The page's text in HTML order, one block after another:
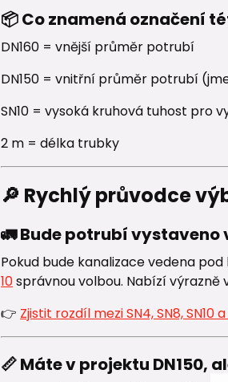
📦 Co znamená označení
DN160 = vnější průměr potrubí
DN150 = vnitřní průměr potrubí
SN10 = vysoká kruhová tuhost pro
2 m = délka trubky
🔎 Rychlý průvodce
🚛 Bude potrubí
Pokud bude kanalizace vedena
10správnou volbou. Nabízí výrazně
👉 Zjistit rozdíl mezi SN4, SN8, SN10 a
📏 Máte v projektu DN150,